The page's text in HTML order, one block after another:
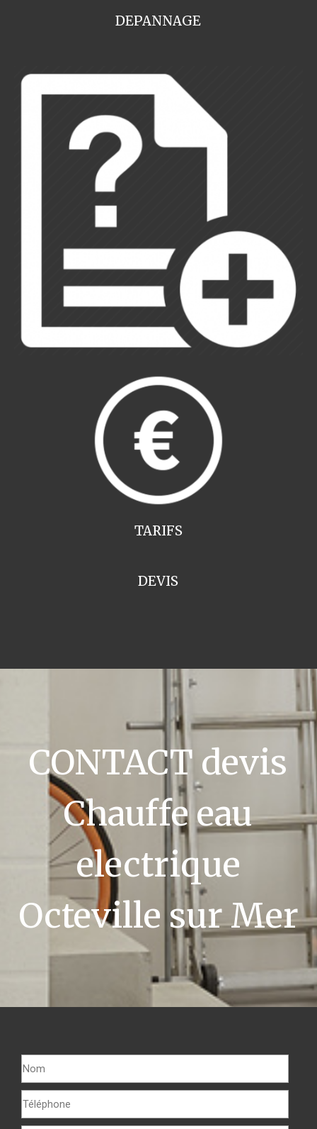
DEPANNAGE
TARIFS
DEVIS
CONTACT devis
Chauffe eau
electrique
Octeville sur Mer